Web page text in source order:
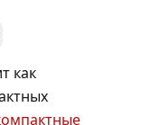
как